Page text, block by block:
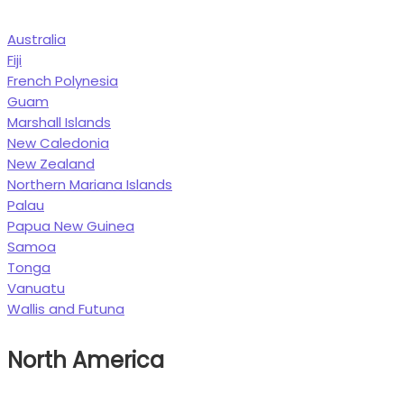
Australia
Fiji
French Polynesia
Guam
Marshall Islands
New Caledonia
New Zealand
Northern Mariana Islands
Palau
Papua New Guinea
Samoa
Tonga
Vanuatu
Wallis and Futuna
North America